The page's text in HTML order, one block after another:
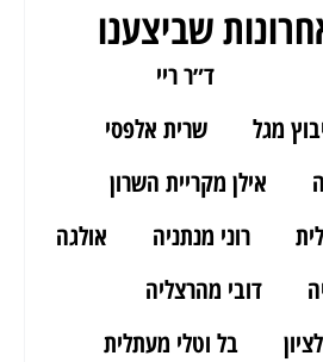
שביצענו
ד״ר ריי
מגל
שרית אלפסי
אילן מקריית השרון
רוני מנתניה
אולגה
דובי מהרצליה
בל וטלי מעתלית